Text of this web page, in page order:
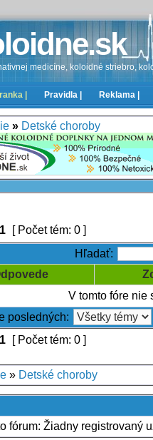
medicíne, koloidné striebro,
| Pravidla | Reklama |
» Detské choroby
1
[ Počet tém: 0 ]
Hľadať:
V tomto fóre nie
posledných:
1 [ Počet tém: 0 ]
» Detské choroby
fórum: Žiadny registrovaný